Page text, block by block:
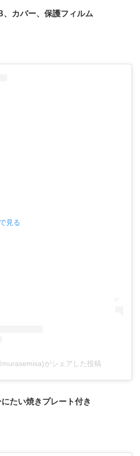
カバー、保護フィルム
見る
がシェアした投稿
たい焼きプレート付き